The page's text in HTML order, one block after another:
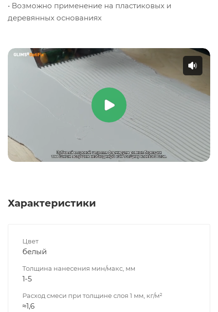
• Возможно применение на пластиковых и
деревянных основаниях
Характеристики
Цвет
белый
Толщина нанесения мин/макс, мм
1-5
Расход смеси при толщине слоя 1 мм, кг/м²
≈1,6